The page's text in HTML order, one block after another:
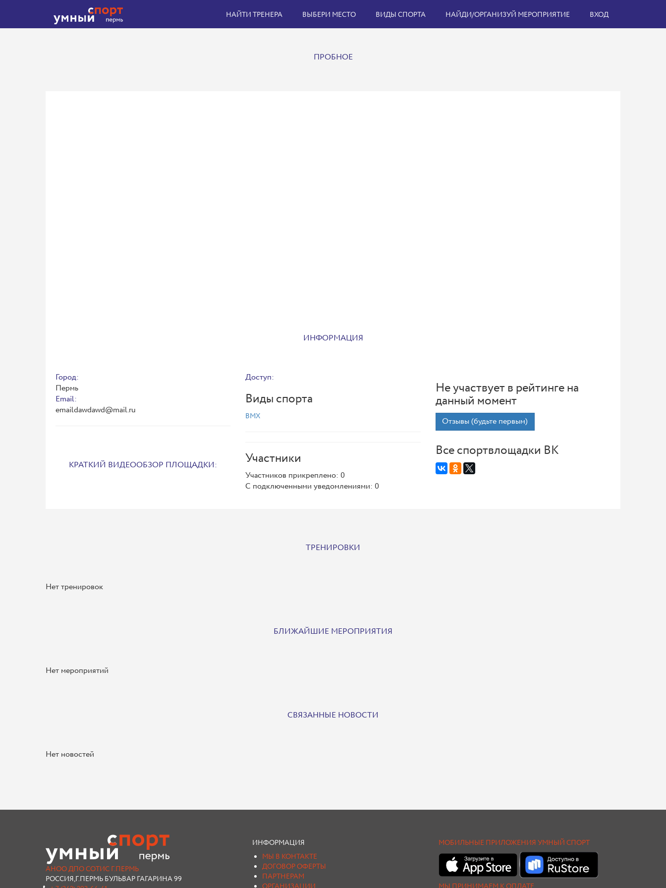
НАЙТИ ТРЕНЕРА ВЫБЕРИ МЕСТО ВИДЫ СПОРТА НАЙДИ/ОРГАНИЗУЙ МЕРОПРИЯТИЕ ВХОД
ПРОБНОЕ
ИНФОРМАЦИЯ
Город:
Пермь
Email:
emaildawdawd@mail.ru
КРАТКИЙ ВИДЕООБЗОР ПЛОЩАДКИ:
Доступ:
Виды спорта
BMX
Участники
Участников прикреплено: 0
С подключенными уведомлениями: 0
Не участвует в рейтинге на
данный момент
Отзывы (будьте первым)
Все спортвлощадки ВК
ТРЕНИРОВКИ
Нет тренировок
БЛИЖАЙШИЕ МЕРОПРИЯТИЯ
Нет мероприятий
СВЯЗАННЫЕ НОВОСТИ
Нет новостей
АНОО ДПО СОТИС Г.ПЕРМЬ
РОССИЯ,Г.ПЕРМЬ БУЛЬВАР ГАГАРИНА 99
ИНФОРМАЦИЯ
МЫ В КОНТАКТЕ
ДОГОВОР ОФЕРТЫ
ПАРТНЕРАМ
МОБИЛЬНЫЕ ПРИЛОЖЕНИЯ УМНЫЙ СПОРТ